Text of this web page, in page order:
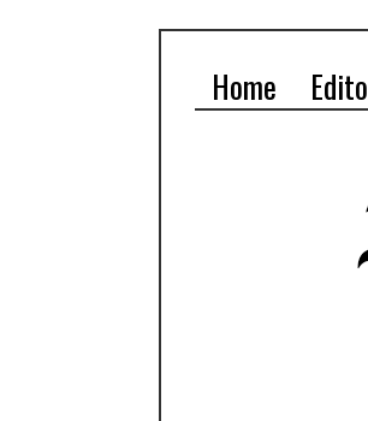
Home Edito